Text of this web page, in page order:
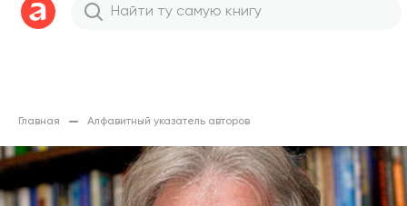
Главная Алфавитный указатель авторов